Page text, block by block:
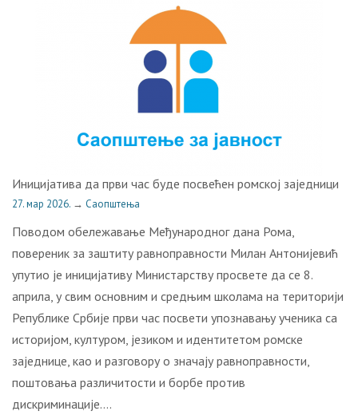
Иницијатива да први час буде посвећен ромској заједници
27. мар 2026. → Саопштења
Поводом обележавање Међународног дана Рома,
повереник за заштиту равноправности Милан Антонијевић
упутио је иницијативу Министарству просвете да се 8.
априла, у свим основним и средњим школама на територији
Републике Србије први час посвети упознавању ученика са
историјом, културом, језиком и идентитетом ромске
заједнице, као и разговору о значају равноправности,
поштовања различитости и борбе против
дискриминације….